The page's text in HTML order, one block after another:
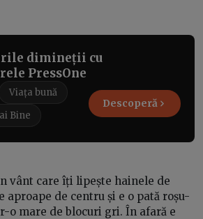
dimineții cu
PressOne
Viața bună
Bine
Descoperă
vânt care îți lipește hainele de
aproape de centru și e o pată roșu-
o mare de blocuri gri. În afară e